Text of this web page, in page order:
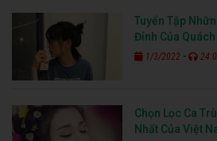
Tuyển Tập
Đỉnh Của Quách
1/3/2022 -
Chọn Lọc Ca
Nhất Của Việt